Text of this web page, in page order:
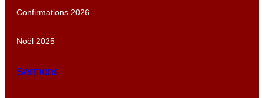
Confirmations 2026
Noël 2025
Sermons